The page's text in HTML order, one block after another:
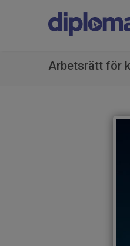
Arbetsrätt för